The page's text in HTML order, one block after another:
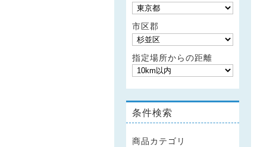
市区郡
指定場所からの距離
条件検索
商品カテゴリ